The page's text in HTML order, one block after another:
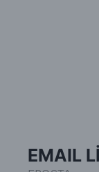
EMAIL